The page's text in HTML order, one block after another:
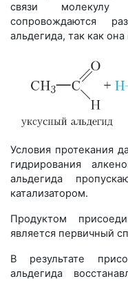
связи молекулу
сопровождаются
альдегида, так как
Условия протекания
гидрирования
альдегида
катализатором.
Продуктом
является первичный
В результате
альдегида